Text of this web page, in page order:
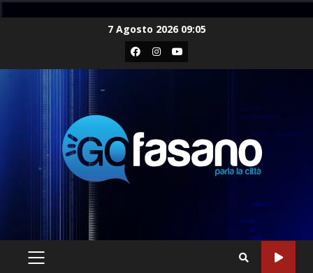
7 Agosto 2026 09:05
Facebook
Instagram
Youtube
PRIMARY